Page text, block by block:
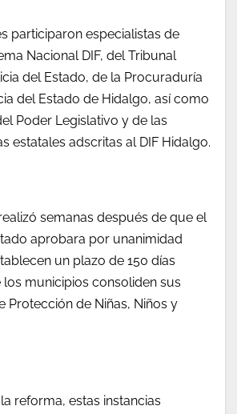
participaron especialistas de
Nacional DIF, del Tribunal
del Estado, de la Procuraduría
del Estado de Hidalgo, así como
Poder Legislativo y de las
estatales adscritas al DIF Hidalgo.
semanas después de que el
aprobara por unanimidad
un plazo de 150 días
los municipios consoliden sus
Protección de Niñas, Niños y
reforma, estas instancias